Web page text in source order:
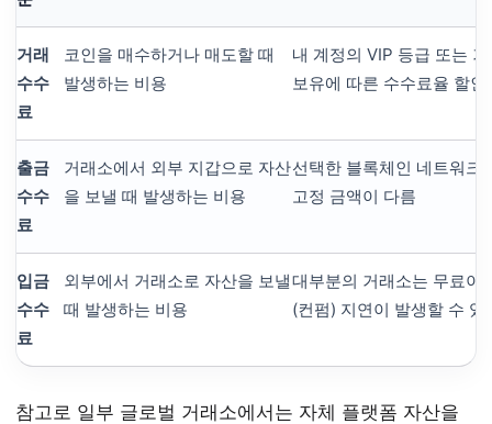
거래
수수
료
코인을 매수하거나 매도할 때
발생하는 비용
내 계정의 VIP 등급 또는
보유에 따른 수수료율 할인
출금
수수
료
거래소에서 외부 지갑으로 자산
을 보낼 때 발생하는 비용
선택한 블록체인 네트워크
고정 금액이 다름
입금
수수
료
외부에서 거래소로 자산을 보낼
때 발생하는 비용
대부분의 거래소는 무료이
(컨펌) 지연이 발생할 수 있
참고로 일부 글로벌 거래소에서는 자체 플랫폼 자산을